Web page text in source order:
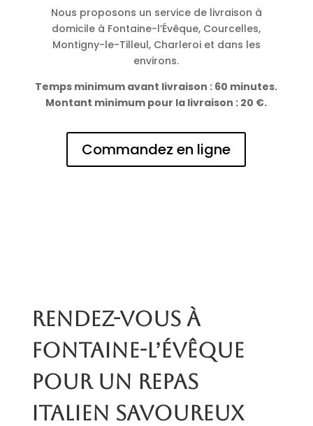
Nous proposons un service de livraison à
domicile à Fontaine-l’Évêque, Courcelles,
Montigny-le-Tilleul, Charleroi et dans les
environs.
Temps minimum avant livraison : 60 minutes.
Montant minimum pour la livraison : 20 €.
Commandez en ligne
Rendez-vous à
Fontaine-l’Évêque
pour un repas
italien savoureux